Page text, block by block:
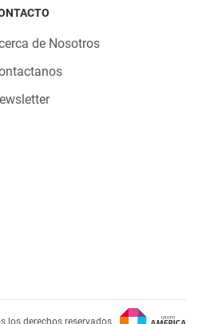
de Nosotros
los derechos reservados